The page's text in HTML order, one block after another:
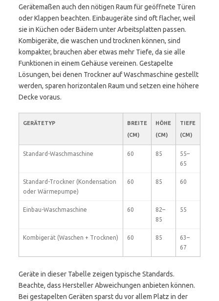
Gerätemaßen auch den nötigen Raum für geöffnete Türen
oder Klappen beachten. Einbaugeräte sind oft flacher, weil
sie in Küchen oder Bädern unter Arbeitsplatten passen.
Kombigeräte, die waschen und trocknen können, sind
kompakter, brauchen aber etwas mehr Tiefe, da sie alle
Funktionen in einem Gehäuse vereinen. Gestapelte
Lösungen, bei denen Trockner auf Waschmaschine gestellt
werden, sparen horizontalen Raum und setzen eine höhere
Decke voraus.
GERÄTETYP
BREITE
(CM)
HÖHE
(CM)
TIEFE
(CM)
Standard-Waschmaschine 60 85
55–
65
Standard-Trockner (Kondensation
oder Wärmepumpe)
60 85 60
Einbau-Waschmaschine 60
82–
85
55
Kombigerät (Waschen + Trocknen) 60 85
63–
67
Geräte in dieser Tabelle zeigen typische Standards.
Beachte, dass Hersteller Abweichungen anbieten können.
Bei gestapelten Geräten sparst du vor allem Platz in der